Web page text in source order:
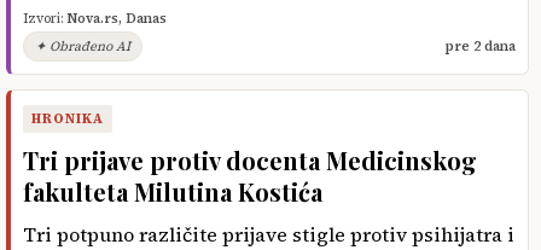
Izvori: Nova.rs, Danas
✦ Obrađeno AI
pre 2 dana
HRONIKA
Tri prijave protiv docenta Medicinskog
fakulteta Milutina Kostića
Tri potpuno različite prijave stigle protiv psihijatra i